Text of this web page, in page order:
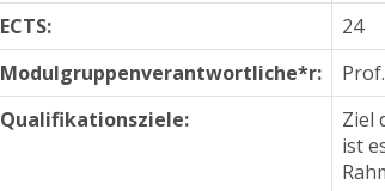
ECTS:
24
Modulgruppenverantwortliche*r:
Qualifikationsziele:
Ziel
ist